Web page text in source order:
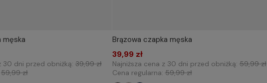
męska
30 dni przed obniżką: 39,99 zł
59,99 zł
Brązowa czapka męska
39,99 zł
Najniższa cena z 30 dni przed obniżką:59,99 zł
Cena regularna:59,99 zł